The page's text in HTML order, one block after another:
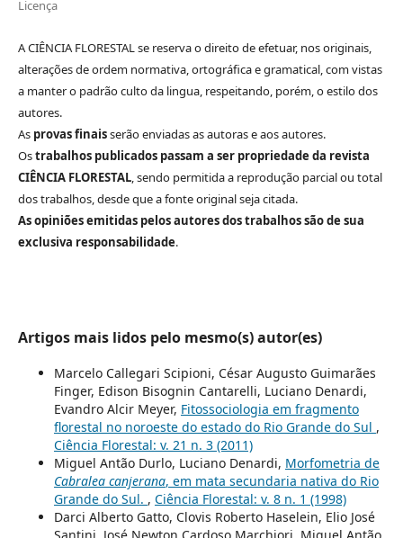
Licença
A CIÊNCIA FLORESTAL se reserva o direito de efetuar, nos originais,
alterações de ordem normativa, ortográfica e gramatical, com vistas
a manter o padrão culto da lingua, respeitando, porém, o estilo dos
autores.
As provas finaisserão enviadas as autoras e aos autores.
Ostrabalhos publicados passam a ser propriedade da revista
CIÊNCIA FLORESTAL, sendo permitida a reprodução parcial ou total
dos trabalhos, desde que a fonte original seja citada.
As opiniões emitidas pelos autores dos trabalhos são de sua
exclusiva responsabilidade.
Artigos mais lidos pelo mesmo(s) autor(es)
Marcelo Callegari Scipioni, César Augusto Guimarães
Finger, Edison Bisognin Cantarelli, Luciano Denardi,
Evandro Alcir Meyer, Fitossociologia em fragmento
florestal no noroeste do estado do Rio Grande do Sul ,
Ciência Florestal: v. 21 n. 3 (2011)
Miguel Antão Durlo, Luciano Denardi, Morfometria de
Cabralea canjerana, em mata secundaria nativa do Rio
Grande do Sul. , Ciência Florestal: v. 8 n. 1 (1998)
Darci Alberto Gatto, Clovis Roberto Haselein, Elio José